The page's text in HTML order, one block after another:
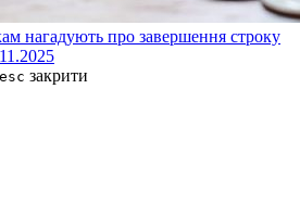
нагадують про завершення строку
esc закрити